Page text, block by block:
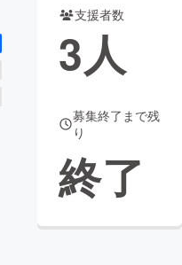
コミュニティ
支援者数
3人
募集終了まで残
り
終了